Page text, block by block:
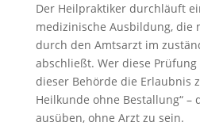
Der Heilpraktiker durchläuft
medizinische Ausbildung,
durch den Amtsarzt im
abschließt. Wer diese
dieser Behörde die Erlaubnis
Heilkunde ohne Bestallung“ –
ausüben, ohne Arzt zu sein.